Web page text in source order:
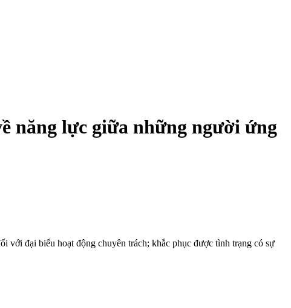
năng lực giữa những người ứng
với đại biểu hoạt động chuyên trách; khắc phục được tình trạng có sự